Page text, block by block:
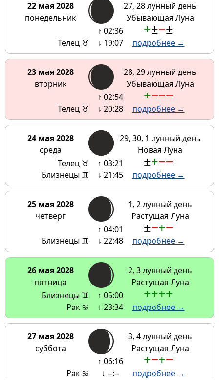
22 мая 2028
понедельник
27, 28 лунный день
Убывающая Луна
Телец ♉
↑ 02:36
↓ 19:07
+±−±
подробнее →
23 мая 2028
вторник
28, 29 лунный день
Убывающая Луна
Телец ♉
↑ 02:54
↓ 20:28
+−−−
подробнее →
24 мая 2028
среда
29, 30, 1 лунный день
Новая Луна
Телец ♉
Близнецы ♊
↑ 03:21
↓ 21:45
±+−−
подробнее →
25 мая 2028
четверг
1, 2 лунный день
Растущая Луна
Близнецы ♊
↑ 04:01
↓ 22:48
±−+−
подробнее →
26 мая 2028
пятница
2, 3 лунный день
Растущая Луна
Близнецы ♊
Рак ♋
↑ 05:00
↓ 23:34
++++
подробнее →
27 мая 2028
суббота
3, 4 лунный день
Растущая Луна
Рак ♋
↑ 06:16
↓ --:--
+−+−
подробнее →